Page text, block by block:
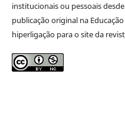
institucionais ou pessoais
publicação original na
hiperligação para o site da